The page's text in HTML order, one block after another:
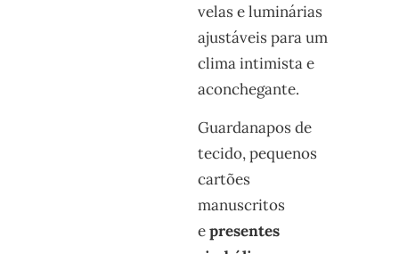
velas e luminárias
ajustáveis para um
clima intimista e
aconchegante.
Guardanapos de
tecido, pequenos
cartões
manuscritos
epresentes